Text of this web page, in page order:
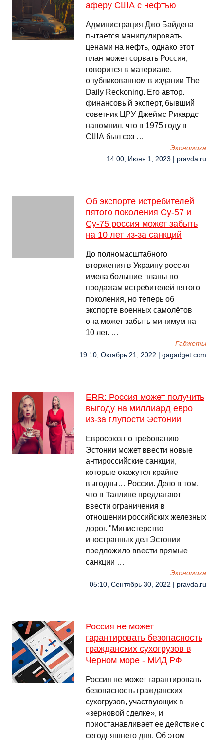
аферу США с нефтью
Администрация Джо Байдена
пытается манипулировать
ценами на нефть, однако этот
план может сорвать Россия,
говорится в материале,
опубликованном в издании The
Daily Reckoning. Его автор,
финансовый эксперт, бывший
советник ЦРУ Джеймс Рикардс
напомнил, что в 1975 году в
США был соз …
Экономика
14:00, Июнь 1, 2023 | pravda.ru
Об экспорте истребителей
пятого поколения Су-57 и
Су-75 россия может забыть
на 10 лет из-за санкций
До полномасштабного
вторжения в Украину россия
имела большие планы по
продажам истребителей пятого
поколения, но теперь об
экспорте военных самолётов
она может забыть минимум на
10 лет. …
Гаджеты
19:10, Октябрь 21, 2022 | gagadget.com
ERR: Россия может получить
выгоду на миллиард евро
из-за глупости Эстонии
Евросоюз по требованию
Эстонии может ввести новые
антироссийские санкции,
которые окажутся крайне
выгодны… России. Дело в том,
что в Таллине предлагают
ввести ограничения в
отношении российских железных
дорог. "Министерство
иностранных дел Эстонии
предложило ввести прямые
санкции …
Экономика
05:10, Сентябрь 30, 2022 | pravda.ru
Россия не может
гарантировать безопасность
гражданских сухогрузов в
Черном море - МИД РФ
Россия не может гарантировать
безопасность гражданских
сухогрузов, участвующих в
«зерновой сделке», и
приостанавливает ее действие с
сегодняшнего дня. Об этом